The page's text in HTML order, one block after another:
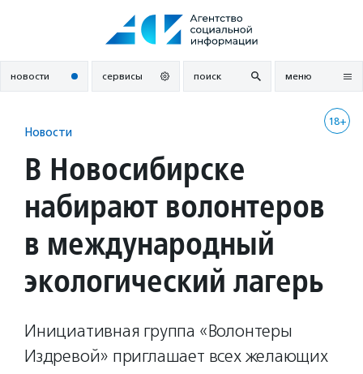
новости сервисы поиск меню
18+
Новости
В Новосибирске
набирают волонтеров
в международный
экологический лагерь
Инициативная группа «Волонтеры
Издревой» приглашает всех желающих